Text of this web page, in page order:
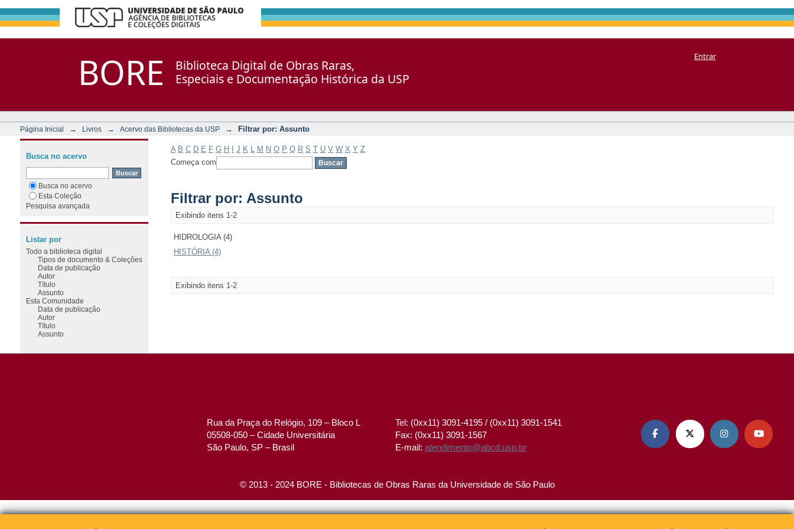
BORE
Biblioteca Digital de Obras Raras,
Especiais e Documentação Histórica da USP
Entrar
Página Inicial → Livros → Acervo das Bibliotecas da USP → Filtrar por: Assunto
A B C D E F G H J K M N O P Q R S T U V W X Y Z
Começa com
Filtrar por: Assunto
Exibindo itens 1-2
HIDROLOGIA (4)
HISTÓRIA (4)
Exibindo itens 1-2
Busca no acervo
Busca no acervo
Esta Coleção
Pesquisa avançada
Listar por
Todo a biblioteca digital
Tipos de documento & Coleções
Data de publicação
Autor
Título
Assunto
Esta Comunidade
Data de publicação
Autor
Título
Assunto
Rua da Praça do Relógio, 109 – Bloco L
05508-050 – Cidade Universitária
São Paulo, SP – Brasil
Tel: (0xx11) 3091-4195 / (0xx11) 3091-1541
Fax: (0xx11) 3091-1567
E-mail:atendimento@abcd.usp.br
   
© 2013 - 2024 BORE - Bibliotecas de Obras Raras da Universidade de São Paulo